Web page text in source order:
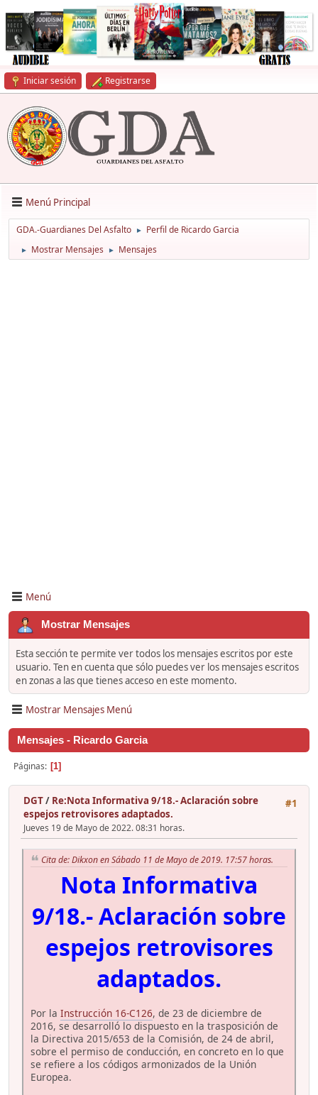
Iniciar sesión Registrarse
Menú Principal
GDA.-Guardianes Del Asfalto ► Perfil de Ricardo Garcia
► Mostrar Mensajes ► Mensajes
Menú
Mostrar Mensajes
Esta sección te permite ver todos los mensajes escritos por este
usuario. Ten en cuenta que sólo puedes ver los mensajes escritos
en zonas a las que tienes acceso en este momento.
Mostrar Mensajes Menú
Mensajes - Ricardo Garcia
Páginas 1
#1
DGT/ Re:Nota Informativa 9/18.- Aclaración sobre
espejos retrovisores adaptados.
Jueves 19 de Mayo de 2022. 08:31 horas.
Cita de: Dikxon en Sábado 11 de Mayo de 2019. 17:57 horas.
Nota Informativa
9/18.- Aclaración sobre
espejos retrovisores
adaptados.
Por la Instrucción 16-C126, de 23 de diciembre de
2016, se desarrolló lo dispuesto en la trasposición de
la Directiva 2015/653 de la Comisión, de 24 de abril,
sobre el permiso de conducción, en concreto en lo que
se refiere a los códigos armonizados de la Unión
Europea.